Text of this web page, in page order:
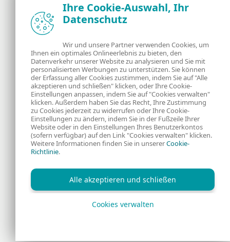
Neuigkeiten, Analysen und Tipps der ESET
Sicherheitsexperten
Über uns ESET
Kontakt Datenschutzerklärung
Rechtliche
Informationen
Cookies
RSS Feed
Ihre Cookie-Auswahl, Ihr
Datenschutz
Wir und unsere Partner verwenden Cookies, um
Ihnen ein optimales Onlineerlebnis zu bieten, den
Datenverkehr unserer Website zu analysieren und Sie mit
personalisierten Werbungen zu unterstützen. Sie können
der Erfassung aller Cookies zustimmen, indem Sie auf "Alle
akzeptieren und schließen" klicken, oder Ihre Cookie-
Einstellungen anpassen, indem Sie auf "Cookies verwalten"
klicken. Außerdem haben Sie das Recht, Ihre Zustimmung
zu Cookies jederzeit zu widerrufen oder Ihre Cookie-
Einstellungen zu ändern, indem Sie in der Fußzeile Ihrer
Website oder in den Einstellungen Ihres Benutzerkontos
(sofern verfügbar) auf den Link "Cookies verwalten" klicken.
Weitere Informationen finden Sie in unsererCookie-
Richtlinie.
Alle akzeptieren und schließen
Cookies verwalten